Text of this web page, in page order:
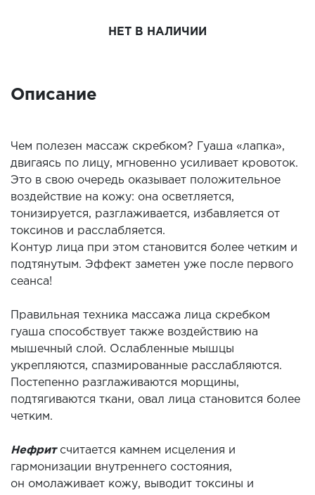
НЕТ В НАЛИЧИИ
Описание
Чем полезен массаж скребком? Гуаша «лапка»,
двигаясь по лицу, мгновенно усиливает кровоток.
Это в свою очередь оказывает положительное
воздействие на кожу: она осветляется,
тонизируется, разглаживается, избавляется от
токсинов и расслабляется.
Контур лица при этом становится более четким и
подтянутым. Эффект заметен уже после первого
сеанса!
Правильная техника массажа лица скребком
гуаша способствует также воздействию на
мышечный слой. Ослабленные мышцы
укрепляются, спазмированные расслабляются.
Постепенно разглаживаются морщины,
подтягиваются ткани, овал лица становится более
четким.
Нефритсчитается камнем исцеления и
гармонизации внутреннего состояния,
он омолаживает кожу, выводит токсины и